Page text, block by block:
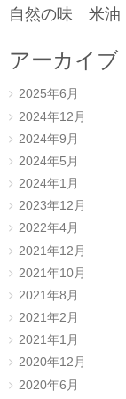
自然の味 米油
アーカイブ
2025年6月
2024年12月
2024年9月
2024年5月
2024年1月
2023年12月
2022年4月
2021年12月
2021年10月
2021年8月
2021年2月
2021年1月
2020年12月
2020年6月